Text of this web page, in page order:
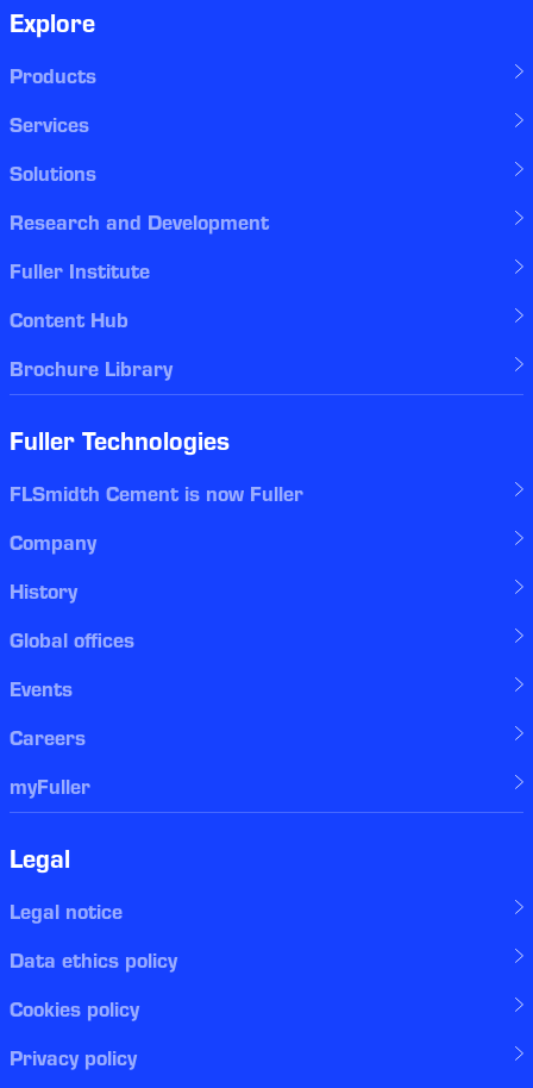
Explore
Products
Services
Solutions
Research and Development
Fuller Institute
Content Hub
Brochure Library
Fuller Technologies
FLSmidth Cement is now Fuller
Company
History
Global offices
Events
Careers
myFuller
Legal
Legal notice
Data ethics policy
Cookies policy
Privacy policy